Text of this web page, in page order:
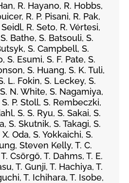
R. Hayano, R. Hobbs,
R. P. Pisani, R. Pak,
R. Seto, R. Vértesi,
Bathe, S. Batsouli, S.
S. Campbell, S.
S. Esumi, S. F. Pate, S.
S. Huang, S. K. Tuli,
L. Fokin, S. Leckey, S.
N. White, S. Nagamiya,
P. Stoll, S. Rembeczki,
S. S. Ryu, S. Sakai, S.
S. Skutnik, S. Takagi, S.
Oda, S. Yokkaichi, S.
Steven Kelly, T. C.
Csörgő, T. Dahms, T. E.
T. Gunji, T. Hachiya, T.
T. Ichihara, T. Isobe,